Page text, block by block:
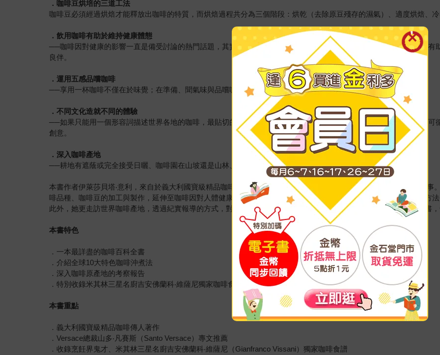
．咖啡豆烘培的三道工法
咖啡豆必須經過烘焙才能釋放出咖啡的特質，而烘焙過程共分為三個階段：烘乾（去除原豆殘存的濕氣）、適度烘焙、
．飲用咖啡有助於維持健康體態
──咖啡因對健康的影響一直是備受討論的熱門話題，其實咖啡因在體內的停留時間很短，也沒有累積的危險，而且還
良伴。
．運用五感品嚐咖啡
──享用一杯咖啡不僅在於味覺；在準備、聞氣味與品嚐咖啡時，所有的感官都會受到刺激。
．不同文化造就不同的體驗
──如果只能用一個形容詞描述世界各地的咖啡，最貼切的莫過於「入境隨俗」，雖然咖啡的製作與沖泡已有完整儀式
創意。
．深入咖啡產地
──耕地有遮蔭或完全接受日曬、咖啡園在山坡還是山林、種植平原還是梯田，口味大不同！
本書作者伊萊莎貝塔‧意利，來自於義大利國寶級精品咖啡家族－－意利咖啡，她以獨到的角度描述所有和咖啡有關的
啡品種、咖啡豆的加工與製作，延伸至咖啡因對人體健康的影響、品嚐一杯好咖啡的訣竅，以及世界十大沖煮咖啡的方
此外，她更走訪世界咖啡產地，透過紀實報導的方式，對當地風土民情做詳細敘述，本書不但是最詳盡的咖啡百科全書
本書特色
．一本最詳盡的咖啡百科全書
．介紹全球10大特色咖啡沖煮法
．深入咖啡原產地的考察報告
．特別收錄米其林三星名廚吉安佛蘭科‧維薩尼獨家咖啡食譜
本書重點
．義大利國寶級精品咖啡傳人著作
．Versace總裁山多‧凡賽斯（Santo Versace）專文推薦
．收錄烹飪界鬼才、米其林三星名廚吉安佛蘭科‧維薩尼（Gianfranco Vissani）獨家咖啡食譜